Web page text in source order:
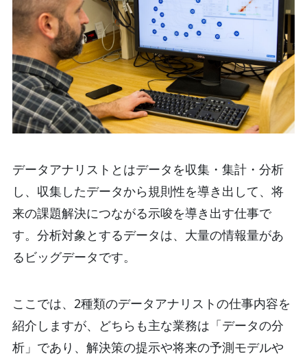
データアナリストとはデータを収集・集計・分析
し、収集したデータから規則性を導き出して、将
来の課題解決につながる示唆を導き出す仕事で
す。分析対象とするデータは、大量の情報量があ
るビッグデータです。
ここでは、2種類のデータアナリストの仕事内容を
紹介しますが、どちらも主な業務は「データの分
析」であり、解決策の提示や将来の予測モデルや